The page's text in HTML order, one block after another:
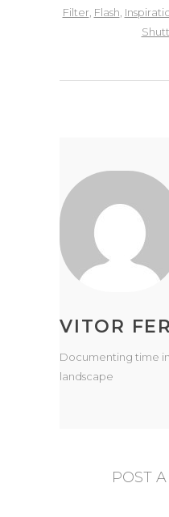
Filter, Flash,
VITOR
Documenting time
landscape
POST